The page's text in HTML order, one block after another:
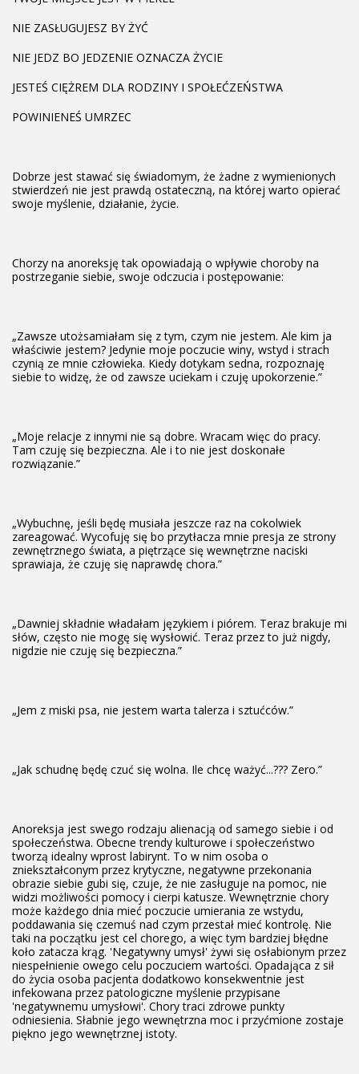
NIE ZASŁUGUJESZ BY ŻYĆ
NIE JEDZ BO JEDZENIE OZNACZA ŻYCIE
JESTEŚ CIĘŻREM DLA RODZINY I SPOŁEĆZEŃSTWA
POWINIENEŚ UMRZEC
Dobrze jest stawać się świadomym, że żadne z wymienionych
stwierdzeń nie jest prawdą ostateczną, na której warto opierać
swoje myślenie, działanie, życie.
Chorzy na anoreksję tak opowiadają o wpływie choroby na
postrzeganie siebie, swoje odczucia i postępowanie:
„Zawsze utożsamiałam się z tym, czym nie jestem. Ale kim ja
właściwie jestem? Jedynie moje poczucie winy, wstyd i strach
czynią ze mnie człowieka. Kiedy dotykam sedna, rozpoznaję
siebie to widzę, że od zawsze uciekam i czuję upokorzenie.”
„Moje relacje z innymi nie są dobre. Wracam więc do pracy.
Tam czuję się bezpieczna. Ale i to nie jest doskonałe
rozwiązanie.”
„Wybuchnę, jeśli będę musiała jeszcze raz na cokolwiek
zareagować. Wycofuję się bo przytłacza mnie presja ze strony
zewnętrznego świata, a piętrzące się wewnętrzne naciski
sprawiaja, że czuję się naprawdę chora.”
„Dawniej składnie władałam językiem i piórem. Teraz brakuje mi
słów, często nie mogę się wysłowić. Teraz przez to już nigdy,
nigdzie nie czuję się bezpieczna.”
„Jem z miski psa, nie jestem warta talerza i sztućców.”
„Jak schudnę będę czuć się wolna. Ile chcę ważyć...??? Zero.”
Anoreksja jest swego rodzaju alienacją od samego siebie i od
społeczeństwa. Obecne trendy kulturowe i społeczeństwo
tworzą idealny wprost labirynt. To w nim osoba o
zniekształconym przez krytyczne, negatywne przekonania
obrazie siebie gubi się, czuje, że nie zasługuje na pomoc, nie
widzi możliwości pomocy i cierpi katusze. Wewnętrznie chory
może każdego dnia mieć poczucie umierania ze wstydu,
poddawania się czemuś nad czym przestał mieć kontrolę. Nie
taki na początku jest cel chorego, a więc tym bardziej błędne
koło zatacza krąg. 'Negatywny umysł' żywi się osłabionym przez
niespełnienie owego celu poczuciem wartości. Opadająca z sił
do życia osoba pacjenta dodatkowo konsekwentnie jest
infekowana przez patologiczne myślenie przypisane
'negatywnemu umysłowi'. Chory traci zdrowe punkty
odniesienia. Słabnie jego wewnętrzna moc i przyćmione zostaje
piękno jego wewnętrznej istoty.